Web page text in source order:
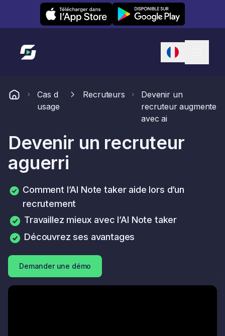
Leexi on iOS Leexi on Android
Lien vers l'accueil
Cas d
usage
Recruteurs
Devenir un
recruteur augmente
avec ai
Devenir un recruteur
aguerri
Comment l’AI Note taker aide lors d’un
recrutement
Travaillez mieux avec l’AI Note taker
Découvrez ses avantages
Demander une démo